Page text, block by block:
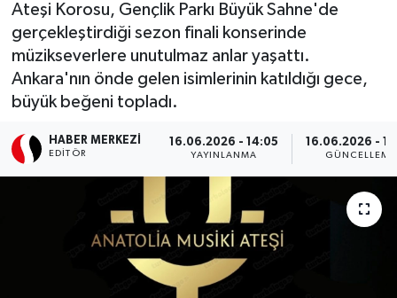
Ateşi Korosu, Gençlik Parkı Büyük Sahne'de
gerçekleştirdiği sezon finali konserinde
müzikseverlere unutulmaz anlar yaşattı.
Ankara'nın önde gelen isimlerinin katıldığı gece,
büyük beğeni topladı.
HABER MERKEZI
EDITÖR
16.06.2026 - 14:05
YAYINLANMA
16.06.2026 -
GÜNCELLEME
Dünya
Eğitim
Ekonomi
Eleman
Gündem
Son Dakika Haberleri
Haber Arşivi